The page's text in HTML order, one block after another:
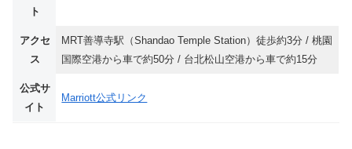
ト
アクセ
ス
MRT善導寺駅（Shandao Temple Station）徒歩約3分 / 桃園
国際空港から車で約50分 / 台北松山空港から車で約15分
公式サ
イト
Marriott公式リンク